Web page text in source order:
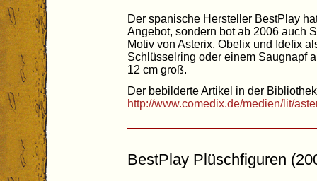
Der spanische Hersteller BestPlay
Angebot, sondern bot ab 2006 auch
Motiv von Asterix, Obelix und Idefix
Schlüsselring oder einem Saugnapf
12 cm groß.
Der bebilderte Artikel in der
http://www.comedix.de/medien/lit/
BestPlay Plüschfiguren